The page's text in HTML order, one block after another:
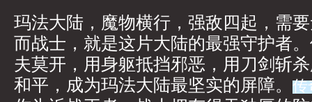
玛法大陆，魔物横行，强敌四起，需
而战士，就是这片大陆的最强守护者
夫莫开，用身躯抵挡邪恶，用刀剑斩
和平，成为玛法大陆最坚实的屏障。 传